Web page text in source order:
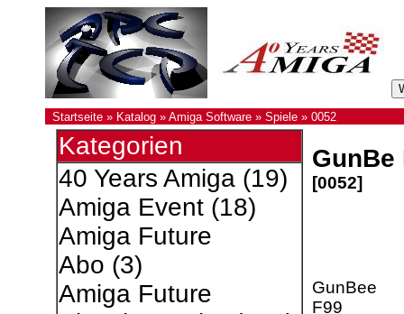
Startseite » Katalog » Amiga Software » Spiele » 0052
Kategorien
40 Years Amiga(19)
Amiga Event(18)
Amiga Future
Abo (3)
Amiga Future
GunBe
[0052]
GunBee
F99